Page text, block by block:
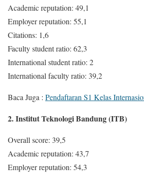
Academic reputation: 49,1
Employer reputation: 55,1
Citations: 1,6
Faculty student ratio: 62,3
International student ratio: 2
International faculty ratio: 39,2
Baca Juga : Pendaftaran S1 Kelas
2. Institut Teknologi Bandung (ITB)
Overall score: 39,5
Academic reputation: 43,7
Employer reputation: 54,3